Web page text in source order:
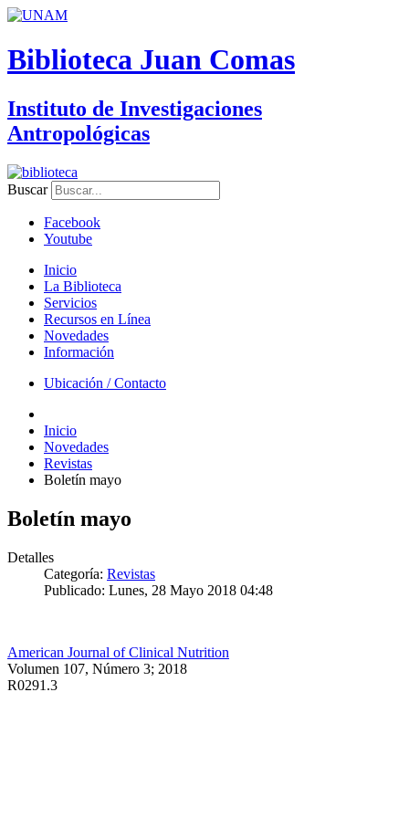
Biblioteca Juan Comas
Instituto de Investigaciones
Antropológicas
Buscar
Facebook
Youtube
Inicio
La Biblioteca
Servicios
Recursos en Línea
Novedades
Información
Ubicación / Contacto
Inicio
Novedades
Revistas
Boletín mayo
Boletín mayo
Detalles
Categoría: Revistas
Publicado: Lunes, 28 Mayo 2018 04:48
American Journal of Clinical Nutrition
Volumen 107, Número 3; 2018
R0291.3